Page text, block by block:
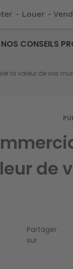
- Louer -
NOS CONSEILS
la valeur de vos
de
Partager
sur